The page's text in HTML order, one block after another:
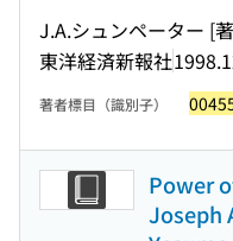
J.A.シュンペーター [
東洋経済新報社
著者標目（識別子）
Power
Joseph